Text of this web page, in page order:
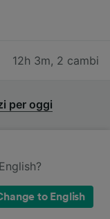
12h 3m, 2 cambi
per oggi
operano
to English